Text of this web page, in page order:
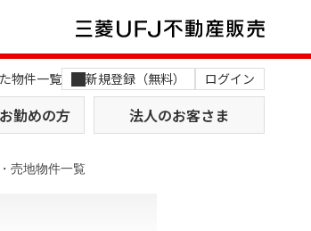
物件一覧 新規登録（無料） ログイン
勤めの方 法人のお客さま
売地物件一覧